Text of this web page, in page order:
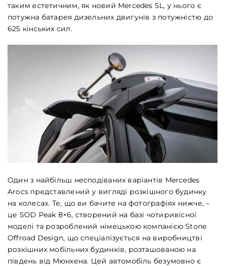
таким естетичним, як новий Mercedes SL, у нього є
потужна батарея дизельних двигунів з потужністю до
625 кінських сил.
Один з найбільш несподіваних варіантів Mercedes
Arocs представлений у вигляді розкішного будинку
на колесах. Те, що ви бачите на фотографіях нижче, –
це SOD Peak 8×6, створений на базі чотиривісної
моделі та розроблений німецькою компанією Stone
Offroad Design, що спеціалізується на виробництві
розкішних мобільних будинків, розташованою на
південь від Мюнхена. Цей автомобіль безумовно є